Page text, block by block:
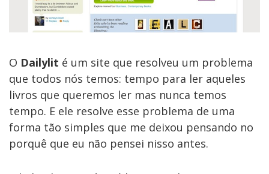
O Dailylit é um site que resolveu um problema
que todos nós temos: tempo para ler aqueles
livros que queremos ler mas nunca temos
tempo. E ele resolve esse problema de uma
forma tão simples que me deixou pensando no
porquê que eu não pensei nisso antes.